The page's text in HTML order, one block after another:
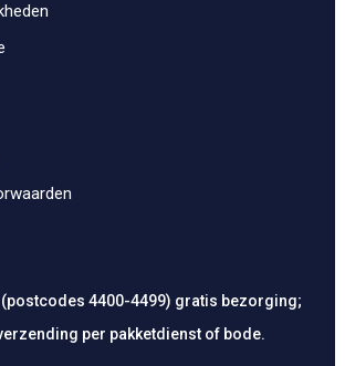
4400-4499) gratis bezorging;
per pakketdienst of bode.